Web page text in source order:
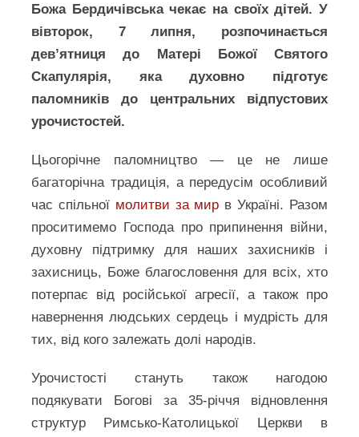
Божа Бердичівська чекає на своїх дітей. У
вівторок, 7 липня, розпочинається
дев’ятниця до Матері Божої Святого
Скапулярія, яка духовно підготує
паломників до центральних відпустових
урочистостей.
Цьогорічне паломництво — це не лише
багаторічна традиція, а передусім особливий
час спільної молитви за мир в Україні. Разом
проситимемо Господа про припинення війни,
духовну підтримку для наших захисників і
захисниць, Боже благословення для всіх, хто
потерпає від російської агресії, а також про
навернення людських сердець і мудрість для
тих, від кого залежать долі народів.
Урочистості стануть також нагодою
подякувати Богові за 35-річчя відновлення
структур Римсько-Католицької Церкви в